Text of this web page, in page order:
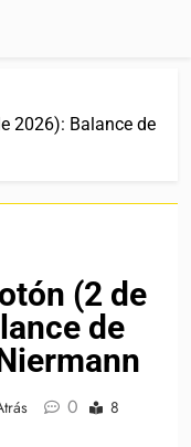
2026): Balance de
(2 de
de
0
8